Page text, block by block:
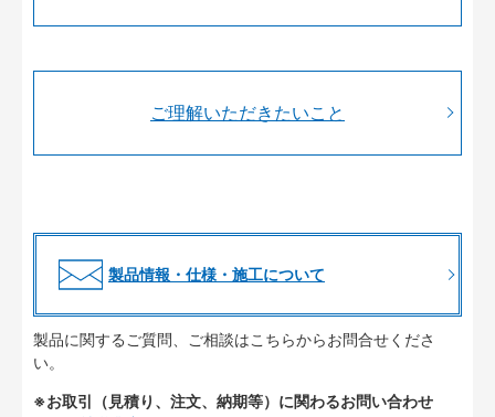
ご理解いただきたいこと
製品情報・仕様・施工について
製品に関するご質問、ご相談はこちらからお問合せくださ
い。
※お取引（見積り、注文、納期等）に関わるお問い合わせ